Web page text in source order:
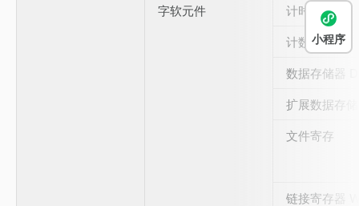
字软元件
计时器 T
计数器 C
数据存储器
扩展数据存
文件寄存
链接寄存器
小程序